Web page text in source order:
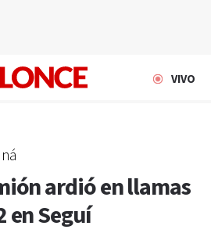
VIVO
ardió en llamas
en Seguí